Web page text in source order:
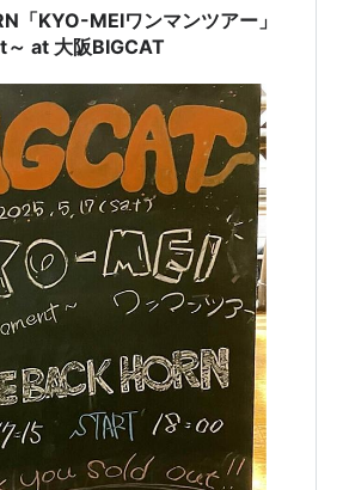
「運命複雑骨折」という曲名は、
以上に甘いものだった。だからこ…
「KYO-MEIワンマンツアー」
at 大阪BIGCAT